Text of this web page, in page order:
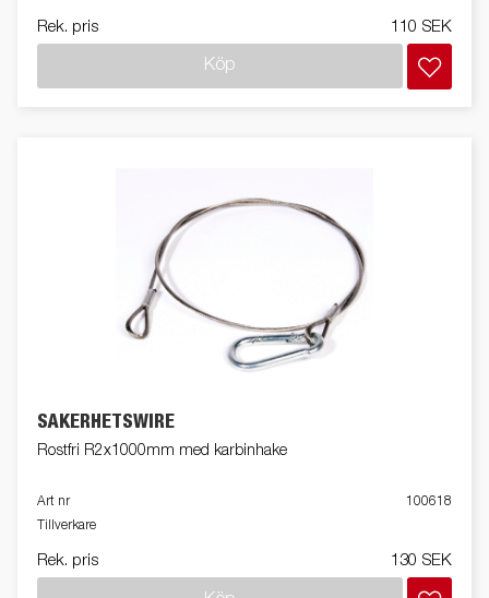
Rek. pris 110 SEK
Köp
SÄKERHETSWIRE
Rostfri R2x1000mm med karbinhake
Art nr
100618
Tillverkare
Rek. pris 130 SEK